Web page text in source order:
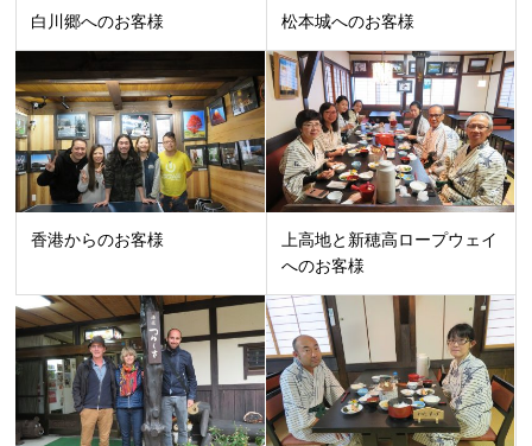
白川郷へのお客様 松本城へのお客様
香港からのお客様
上高地と新穂高ロープウェイ
へのお客様